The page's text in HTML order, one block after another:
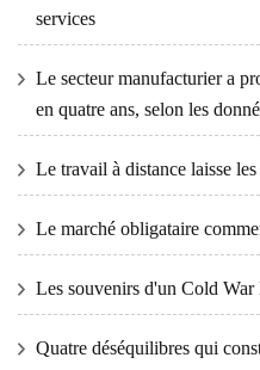
services
Le secteur manufacturier a
en quatre ans, selon les
Le travail à distance laisse
Le marché obligataire
Les souvenirs d'un Cold
Quatre déséquilibres qui